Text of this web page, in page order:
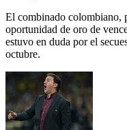
El combinado colombiano,
oportunidad de oro de
estuvo en duda por el
octubre.